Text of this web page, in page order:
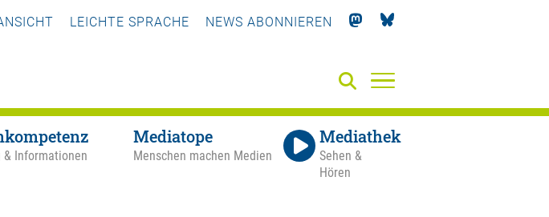
LEICHTE SPRACHE NEWS ABONNIEREN
& Informationen
Mediatope
Menschen machen Medien
Mediathek
Sehen &
Hören